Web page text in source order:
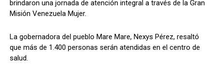
brindaron una jornada de atención integral a través de la Gran
Misión Venezuela Mujer.
La gobernadora del pueblo Mare Mare, Nexys Pérez, resaltó
que más de 1.400 personas serán atendidas en el centro de
salud.